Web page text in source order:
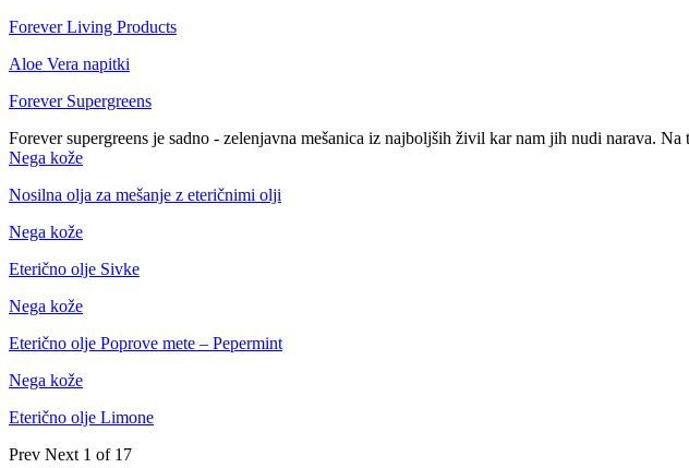
Forever Living Products
Aloe Vera napitki
Forever Supergreens
Forever supergreens je sadno - zelenjavna mešanica iz najboljših živil kar nam jih nudi narava.
Nega kože
Nosilna olja za mešanje z eteričnimi olji
Nega kože
Eterično olje Sivke
Nega kože
Eterično olje Poprove mete – Pepermint
Nega kože
Eterično olje Limone
Prev Next 1 of 17